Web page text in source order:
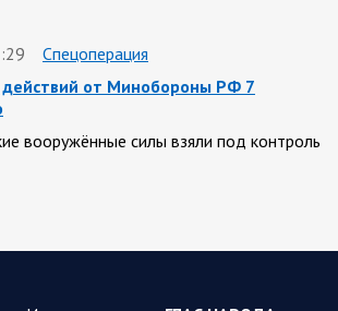
Спецоперация
от Минобороны РФ 7
вооружённые силы взяли под контроль
Мир